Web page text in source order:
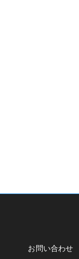
お問い合わせ